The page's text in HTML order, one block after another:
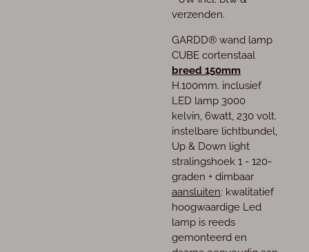
verzenden.
GARDD® wand lamp
CUBE cortenstaal
breed 150mm
H.100mm. inclusief
LED lamp 3000
kelvin, 6watt, 230 volt.
instelbare lichtbundel,
Up & Down light
stralingshoek 1 - 120-
graden + dimbaar
aansluiten: kwalitatief
hoogwaardige Led
lamp is reeds
gemonteerd en